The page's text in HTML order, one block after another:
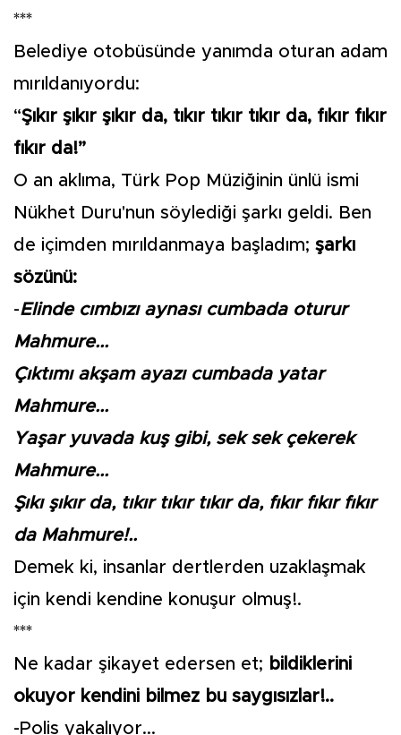
***
Belediye otobüsünde yanımda oturan adam
mırıldanıyordu:
“Şıkır şıkır şıkır da, tıkır tıkır tıkır da, fıkır fıkır
fıkır da!”
O an aklıma, Türk Pop Müziğinin ünlü ismi
Nükhet Duru'nun söylediği şarkı geldi. Ben
de içimden mırıldanmaya başladım; şarkı
sözünü:
-Elinde cımbızı aynası cumbada oturur
Mahmure...
Çıktımı akşam ayazı cumbada yatar
Mahmure...
Yaşar yuvada kuş gibi, sek sek çekerek
Mahmure...
Şıkı şıkır da, tıkır tıkır tıkır da, fıkır fıkır fıkır
da Mahmure!..
Demek ki, insanlar dertlerden uzaklaşmak
için kendi kendine konuşur olmuş!.
***
Ne kadar şikayet edersen et; bildiklerini
okuyor kendini bilmez bu saygısızlar!..
-Polis yakalıyor...